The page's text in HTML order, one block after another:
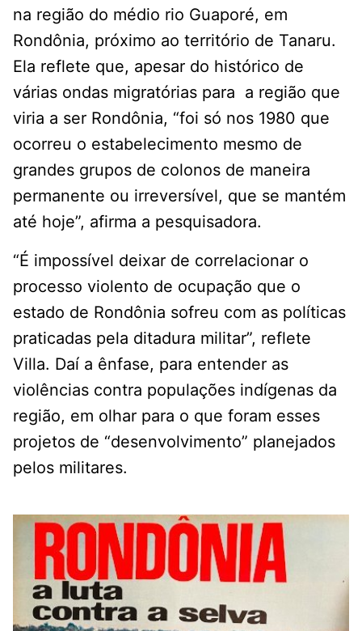
na região do médio rio Guaporé, em
Rondônia, próximo ao território de Tanaru.
Ela reflete que, apesar do histórico de
várias ondas migratórias para a região que
viria a ser Rondônia, “foi só nos 1980 que
ocorreu o estabelecimento mesmo de
grandes grupos de colonos de maneira
permanente ou irreversível, que se mantém
até hoje”, afirma a pesquisadora.
“É impossível deixar de correlacionar o
processo violento de ocupação que o
estado de Rondônia sofreu com as políticas
praticadas pela ditadura militar”, reflete
Villa. Daí a ênfase, para entender as
violências contra populações indígenas da
região, em olhar para o que foram esses
projetos de “desenvolvimento” planejados
pelos militares.